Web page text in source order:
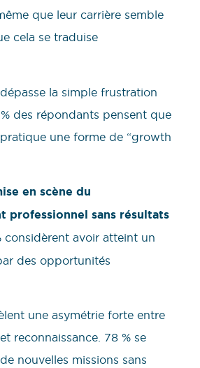
que leur carrière semble
cela se traduise
la simple frustration
des répondants pensent que
une forme de “growth
en scène du
professionnel sans résultats
considèrent avoir atteint un
des opportunités
une asymétrie forte entre
reconnaissance. 78 % se
nouvelles missions sans